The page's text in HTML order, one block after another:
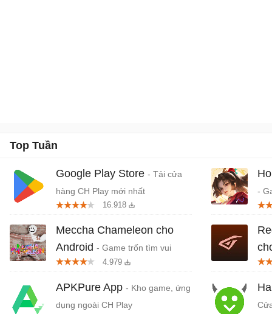
Top Tuần
Google Play Store - Tải cửa
hàng CH Play mới nhất
16.918
Meccha Chameleon cho
Android - Game trốn tìm vui
nhộn nhiều người chơi
4.979
APKPure App - Kho game, ứng
dụng ngoài CH Play
-
Da